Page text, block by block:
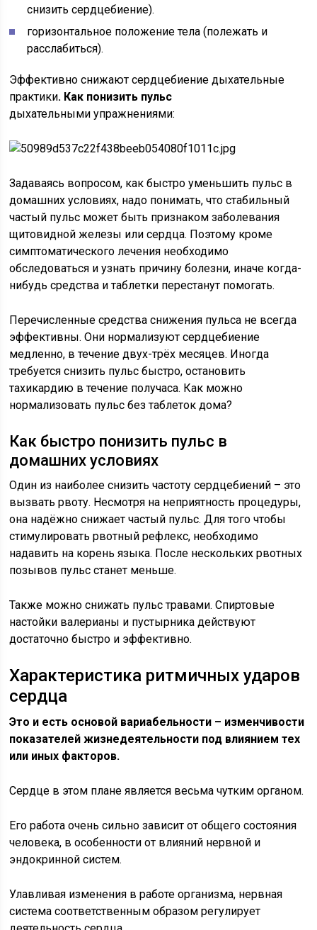
снизить сердцебиение).
горизонтальное положение тела (полежать и
расслабиться).
Эффективно снижают сердцебиение дыхательные
практики. Как понизить пульс
дыхательными упражнениями:
Задаваясь вопросом, как быстро уменьшить пульс в
домашних условиях, надо понимать, что стабильный
частый пульс может быть признаком заболевания
щитовидной железы или сердца. Поэтому кроме
симптоматического лечения необходимо
обследоваться и узнать причину болезни, иначе когда-
нибудь средства и таблетки перестанут помогать.
Перечисленные средства снижения пульса не всегда
эффективны. Они нормализуют сердцебиение
медленно, в течение двух-трёх месяцев. Иногда
требуется снизить пульс быстро, остановить
тахикардию в течение получаса. Как можно
нормализовать пульс без таблеток дома?
Как быстро понизить пульс в
домашних условиях
Один из наиболее снизить частоту сердцебиений – это
вызвать рвоту. Несмотря на неприятность процедуры,
она надёжно снижает частый пульс. Для того чтобы
стимулировать рвотный рефлекс, необходимо
надавить на корень языка. После нескольких рвотных
позывов пульс станет меньше.
Также можно снижать пульс травами. Спиртовые
настойки валерианы и пустырника действуют
достаточно быстро и эффективно.
Характеристика ритмичных ударов
сердца
Это и есть основой вариабельности – изменчивости
показателей жизнедеятельности под влиянием тех
или иных факторов.
Сердце в этом плане является весьма чутким органом.
Его работа очень сильно зависит от общего состояния
человека, в особенности от влияний нервной и
эндокринной систем.
Улавливая изменения в работе организма, нервная
система соответственным образом регулирует